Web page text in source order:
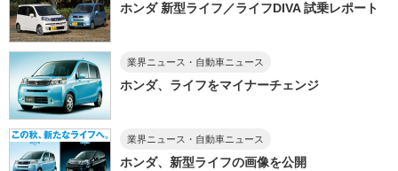
ホンダ 新型ライフ／ライフDIVA 試乗レポート
業界ニュース・自動車ニュース
ホンダ、ライフをマイナーチェンジ
業界ニュース・自動車ニュース
ホンダ、新型ライフの画像を公開